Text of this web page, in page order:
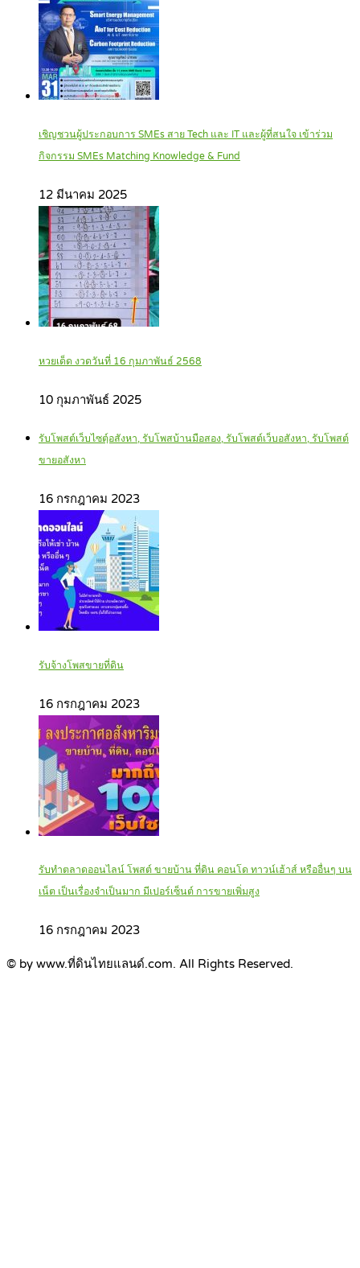
เชิญชวนผู้ประกอบการ SMEs สาย Tech และ IT และผู้ที่สนใจ เข้าร่วม
กิจกรรม SMEs Matching Knowledge & Fund
12 มีนาคม 2025
หวยเด็ด งวดวันที่ 16 กุมภาพันธ์ 2568
10 กุมภาพันธ์ 2025
รับโพสต์เว็บไซตฺ์อสังหา, รับโพสบ้านมือสอง, รับโพสต์เว็บอสังหา, รับโพสต์
ขายอสังหา
16 กรกฎาคม 2023
รับจ้างโพสขายที่ดิน
16 กรกฎาคม 2023
รับทำตลาดออนไลน์ โพสต์ ขายบ้าน ที่ดิน คอนโด ทาวน์เฮ้าส์ หรืออื่นๆ บน
เน็ต เป็นเรื่องจำเป็นมาก มีเปอร์เซ็นต์ การขายเพิ่มสูง
16 กรกฎาคม 2023
© by www.ที่ดินไทยแลนด์.com. All Rights Reserved.